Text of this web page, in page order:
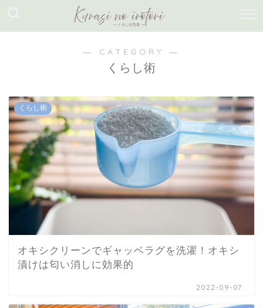
― CATEGORY ―
くらし術
くらし術
オキシクリーンでギャッベラグを洗濯！オキシ
漬けは匂い消しに効果的
2022-09-07